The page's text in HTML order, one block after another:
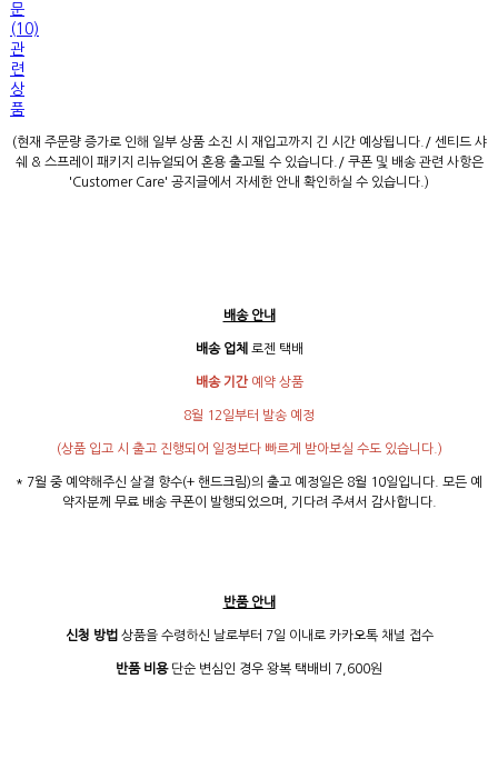
문
(10)
관
련
상
품
(현재 주문량 증가로 인해 일부 상품 소진 시 재입고까지 긴 시간 예상됩니다./ 센티드 샤
쉐 & 스프레이 패키지 리뉴얼되어 혼용 출고될 수 있습니다./ 쿠폰 및 배송 관련 사항은
'Customer Care' 공지글에서 자세한 안내 확인하실 수 있습니다.)
배송 안내
배송 업체 로젠 택배
배송 기간예약 상품
8월 12일부터 발송 예정
(상품 입고 시 출고 진행되어 일정보다 빠르게 받아보실 수도 있습니다.)
* 7월 중 예약해주신 살결 향수(+ 핸드크림)의 출고 예정일은 8월 10일입니다. 모든 예
약자분께 무료 배송 쿠폰이 발행되었으며, 기다려 주셔서 감사합니다.
반품 안내
신청 방법 상품을 수령하신 날로부터 7일 이내로 카카오톡 채널 접수
반품 비용단순 변심인 경우 왕복 택배비 7,600원